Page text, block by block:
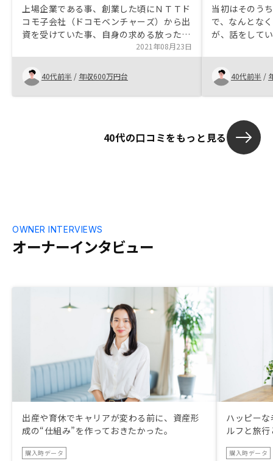
上場企業である事、創業した頃にＮＴＴド
コモ子会社（ドコモベンチャーズ）から出
資を受けていた事、自身の求める放ったら
かし投資にマスタープランが合致した事。
この3点が、最終的にGAテクノロジーに決
めた理由です。利回りを良くするか、GA
テクノロジーが金融に進出して安い金利を
提供してくれるか、株の配当を増やしてく
2021年08月23日
40代前半 / 年収600万円台
当初はそのう
で、なんとな
が、話をして
ともに、管理
な魅力を感じ
物件の提案が
でした。契約
にしてもらう
40代前半 /
40代の口コミをもっと見る
オーナーインタビュー
OWNER INTERVIEWS
出産や育休でキャリアが変わる前に、資産形
成の“仕組み”を作っておきたかった。
購入時データ
ハッピー
ルフと旅
購入時データ